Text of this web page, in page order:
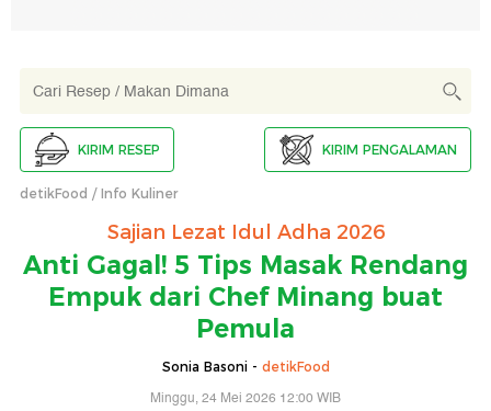
KIRIM RESEP KIRIM PENGALAMAN
detikFood Info Kuliner
Sajian Lezat Idul Adha 2026
Anti Gagal! 5 Tips Masak Rendang
Empuk dari Chef Minang buat
Pemula
Sonia Basoni - detikFood
Minggu, 24 Mei 2026 12:00 WIB